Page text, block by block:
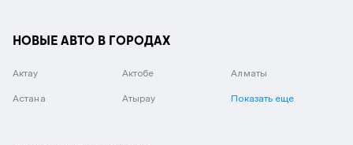
НОВЫЕ АВТО В ГОРОДАХ
Актау Актобе Алматы
Астана Атырау Показать еще